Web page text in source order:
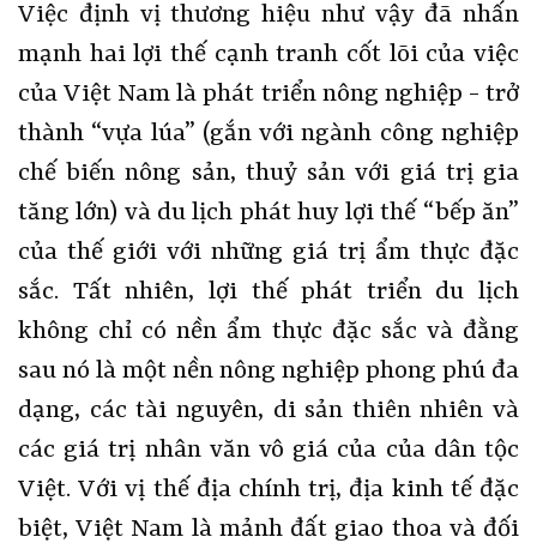
Việc định vị thương hiệu như vậy đã nhấn
mạnh hai lợi thế cạnh tranh cốt lõi của việc
của Việt Nam là phát triển nông nghiệp - trở
thành “vựa lúa” (gắn với ngành công nghiệp
chế biến nông sản, thuỷ sản với giá trị gia
tăng lớn) và du lịch phát huy lợi thế “bếp ăn”
của thế giới với những giá trị ẩm thực đặc
sắc. Tất nhiên, lợi thế phát triển du lịch
không chỉ có nền ẩm thực đặc sắc và đằng
sau nó là một nền nông nghiệp phong phú đa
dạng, các tài nguyên, di sản thiên nhiên và
các giá trị nhân văn vô giá của của dân tộc
Việt. Với vị thế địa chính trị, địa kinh tế đặc
biệt, Việt Nam là mảnh đất giao thoa và đối